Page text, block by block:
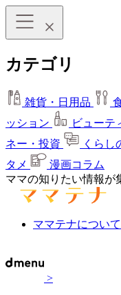
カテゴリ
雑貨・日用品
ッション
ビューテ
ネー・投資
くらし
タメ
漫画コラム
ママの知りたい情報が
ママテナについて
>